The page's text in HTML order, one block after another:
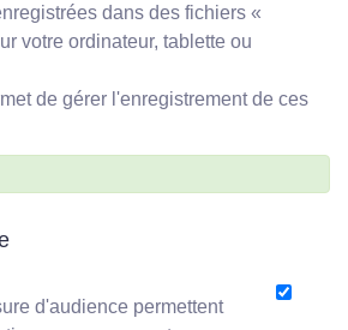
dans des fichiers «
votre ordinateur, tablette ou
de gérer l'enregistrement de ces
d'audience permettent